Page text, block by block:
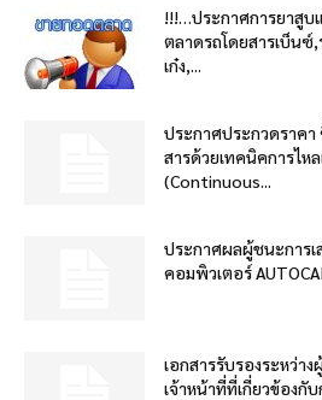
!!!…ประกาศการยาสูบ
ตลาดรถโดยสารเบ็น
เก๋ง,...
ประกาศประกวดราคา
สารด้วยเทคนิคการไห
(Continuous...
ประกาศผลผู้ชนะการ
คอมพิวเตอร์
เอกสารรับรองระหว่า
เจ้าหน้าที่ที่เกี่ยวข้องกั